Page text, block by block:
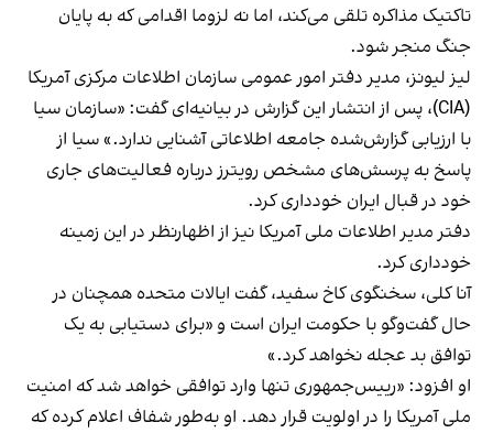
تاکتیک مذاکره تلقی می‌کند، اما نه لزوما اقدامی که به پایان
جنگ منجر شود.
لیز لیونز، مدیر دفتر امور عمومی سازمان اطلاعات مرکزی آمریکا
(CIA)، پس از انتشار این گزارش در بیانیه‌ای گفت: «سازمان سیا
با ارزیابی گزارش‌شده جامعه اطلاعاتی آشنایی ندارد.» سیا از
پاسخ به پرسش‌های مشخص رویترز درباره فعالیت‌های جاری
خود در قبال ایران خودداری کرد.
دفتر مدیر اطلاعات ملی آمریکا نیز از اظهارنظر در این زمینه
خودداری کرد.
آنا کلی، سخنگوی کاخ سفید، گفت ایالات متحده همچنان در
حال گفت‌وگو با حکومت ایران است و «برای دستیابی به یک
توافق بد عجله نخواهد کرد.»
او افزود: «رییس‌جمهوری تنها وارد توافقی خواهد شد که امنیت
ملی آمریکا را در اولویت قرار دهد. او به‌طور شفاف اعلام کرده که